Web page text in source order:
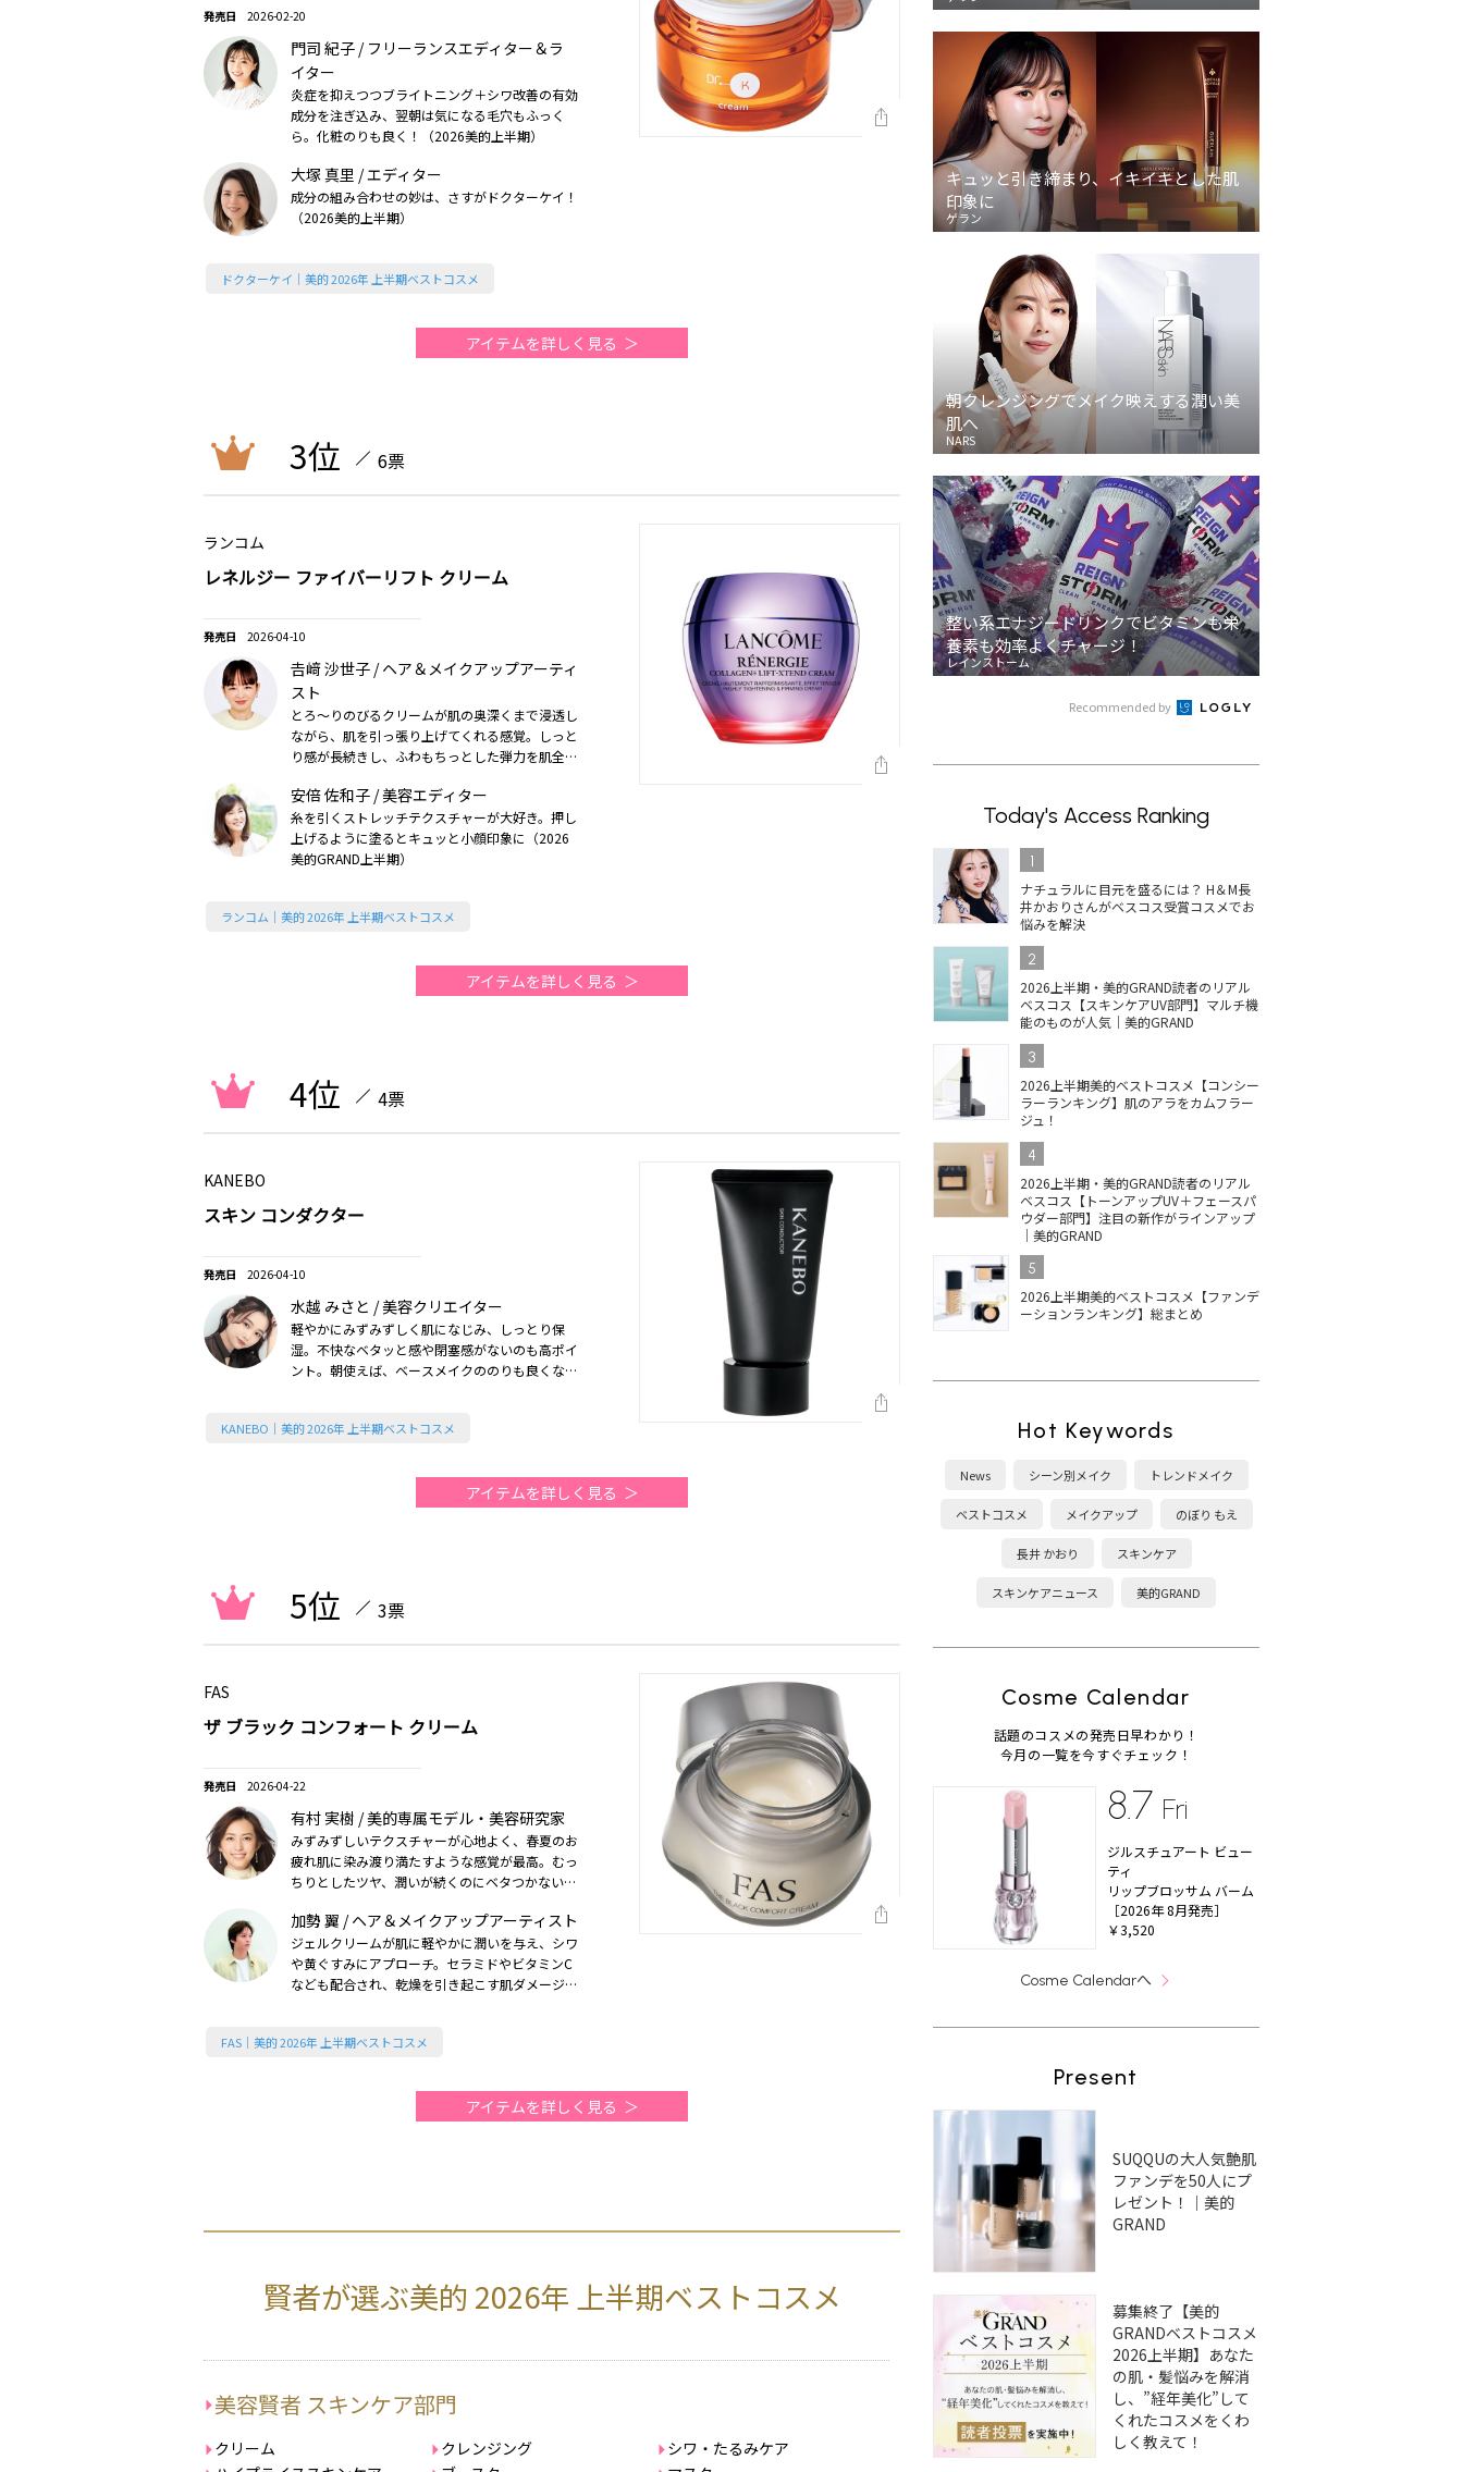
2026-02-20
門司 紀子 / フリーランスエディター＆ラ
イター
炎症を抑えつつブライトニング＋シワ改善の有効
成分を注ぎ込み、翌朝は気になる毛穴もふっく
ら。化粧のりも良く！（2026美的上半期）
大塚 真里 / エディター
成分の組み合わせの妙は、さすがドクターケイ！
（2026美的上半期）
ドクターケイ｜美的 2026年 上半期ベストコスメ
アイテムを詳しく見る
3位 6票
ランコム
レネルジー ファイバーリフト クリーム
2026-04-10
𠮷﨑 沙世子 / ヘア＆メイクアップアーティ
スト
とろ～りのびるクリームが肌の奥深くまで浸透し
ながら、肌を引っ張り上げてくれる感覚。しっと
り感が長続きし、ふわもちっとした弾力を肌全体
安倍 佐和子 / 美容エディター
糸を引くストレッチテクスチャーが大好き。押し
上げるように塗るとキュッと小顔印象に（2026
美的GRAND上半期）
ランコム｜美的 2026年 上半期ベストコスメ
アイテムを詳しく見る
4位 4票
KANEBO
スキン コンダクター
2026-04-10
水越 みさと / 美容クリエイター
軽やかにみずみずしく肌になじみ、しっとり保
湿。不快なベタッと感や閉塞感がないのも高ポイ
ント。朝使えば、ベースメイクののりも良くなる
KANEBO｜美的 2026年 上半期ベストコスメ
アイテムを詳しく見る
5位 3票
FAS
ザ ブラック コンフォート クリーム
2026-04-22
有村 実樹 / 美的専属モデル・美容研究家
みずみずしいテクスチャーが心地よく、春夏のお
疲れ肌に染み渡り満たすような感覚が最高。むっ
ちりとしたツヤ、潤いが続くのにベタつかないの
加勢 翼 / ヘア＆メイクアップアーティスト
ジェルクリームが肌に軽やかに潤いを与え、シワ
や黄ぐすみにアプローチ。セラミドやビタミンC
なども配合され、乾燥を引き起こす肌ダメージの
FAS｜美的 2026年 上半期ベストコスメ
アイテムを詳しく見る
賢者が選ぶ美的 2026年 上半期ベストコスメ
美容賢者 スキンケア部門
クリーム クレンジング
シワ・たるみケア
キュッと引き締まり、イキイキとした肌
印象に
ゲラン
朝クレンジングでメイク映えする潤い美
肌へ
NARS
整い系エナジードリンクでビタミンも栄
養素も効率よくチャージ！
レインストーム
Recommended by
Today's Access Ranking
1
ナチュラルに目元を盛るには？ H＆M長
井かおりさんがベスコス受賞コスメでお
悩みを解決
2
2026上半期・美的GRAND読者のリアル
ベスコス【スキンケアUV部門】マルチ機
能のものが人気｜美的GRAND
3
2026上半期美的ベストコスメ【コンシー
ラーランキング】肌のアラをカムフラー
ジュ！
4
2026上半期・美的GRAND読者のリアル
ベスコス【トーンアップUV＋フェースパ
ウダー部門】注目の新作がラインアップ
｜美的GRAND
5
2026上半期美的ベストコスメ【ファンデ
ーションランキング】総まとめ
Hot Keywords
News シーン別メイク トレンドメイク
ベストコスメ メイクアップ のぼり もえ
長井 かおり スキンケア
スキンケアニュース 美的GRAND
Cosme Calendar
話題のコスメの発売日早わかり！
今月の一覧を今すぐチェック！
8.7 Fri
ジルスチュアート ビュー
ティ
リップブロッサム バーム
［2026年 8月発売］
￥3,520
Cosme Calendarへ
Present
SUQQUの大人気艶肌
ファンデを50人にプ
レゼント！｜美的
GRAND
募集終了【美的
GRANDベストコスメ
2026上半期】あなた
の肌・髪悩みを解消
し、”経年美化”して
くれたコスメをくわ
しく教えて！